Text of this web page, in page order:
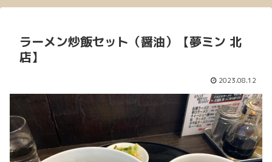
ラーメン炒飯セット（醤油）【夢ミン 北
店】
2023.08.12